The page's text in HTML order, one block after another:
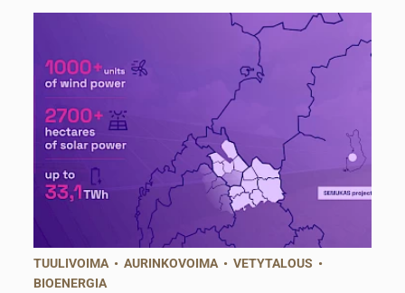
TUULIVOIMA •AURINKOVOIMA •VETYTALOUS •
BIOENERGIA